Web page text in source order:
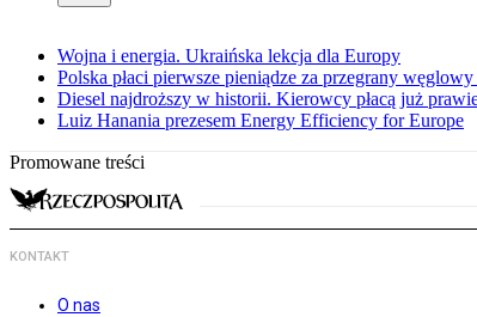
Wojna i energia. Ukraińska lekcja dla Europy
Polska płaci pierwsze pieniądze za przegrany
Diesel najdroższy w historii. Kierowcy płacą już
Luiz Hanania prezesem Energy Efficiency for Europe
Promowane treści
KONTAKT
O nas